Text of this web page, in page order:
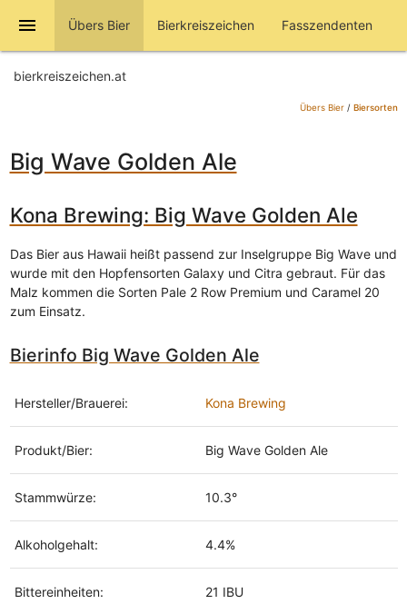
menu Übers Bier Bierkreiszeichen Fasszendenten
bierkreiszeichen.at
Übers Bier/ Biersorten
Big Wave Golden Ale
Kona Brewing: Big Wave Golden Ale
Das Bier aus Hawaii heißt passend zur Inselgruppe Big Wave und
wurde mit den Hopfensorten Galaxy und Citra gebraut. Für das
Malz kommen die Sorten Pale 2 Row Premium und Caramel 20
zum Einsatz.
Bierinfo Big Wave Golden Ale
Hersteller/Brauerei: Kona Brewing
Produkt/Bier: Big Wave Golden Ale
Stammwürze: 10.3°
Alkoholgehalt: 4.4%
Bittereinheiten: 21 IBU